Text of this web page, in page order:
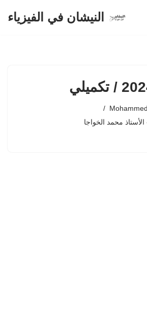
النيشان في الفيزياء
محمد الخواجا